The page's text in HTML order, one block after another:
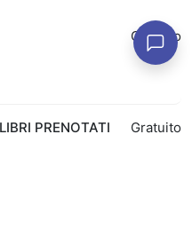
Gratuito
PRENOTATI
Gratuito